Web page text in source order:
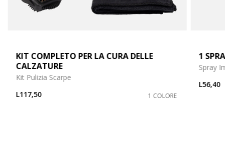
KIT COMPLETO PER LA CURA DELLE
CALZATURE
Kit Pulizia Scarpe
L117,50
1 COLORE
1
Spray
L56,40